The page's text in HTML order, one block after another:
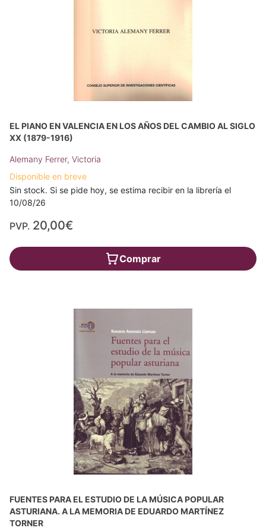
EL PIANO EN VALENCIA EN LOS AÑOS DEL CAMBIO AL SIGLO
XX (1879-1916)
Alemany Ferrer, Victoria
Disponible en breve
Sin stock. Si se pide hoy, se estima recibir en la librería el
10/08/26
PVP. 20,00€
Comprar
FUENTES PARA EL ESTUDIO DE LA MÚSICA POPULAR
ASTURIANA. A LA MEMORIA DE EDUARDO MARTÍNEZ
TORNER